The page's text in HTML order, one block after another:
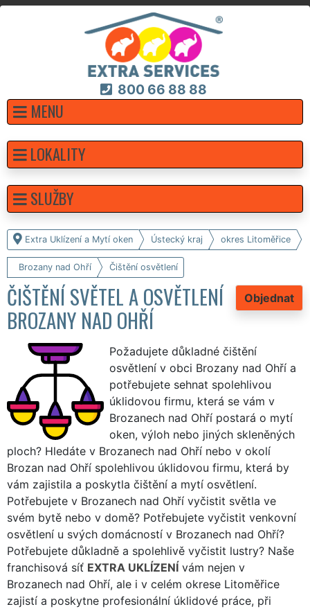
800 66 88 88
MENU
Extra Uklízení a Mytí oken Ústecký kraj okres Litoměřice
Brozany nad Ohří Čištění osvětlení
Objednat
ČIŠTĚNÍ SVĚTEL A OSVĚTLENÍ
BROZANY NAD OHŘÍ
Požadujete důkladné čištění
osvětlení v obci Brozany nad Ohří a
potřebujete sehnat spolehlivou
úklidovou firmu, která se vám v
Brozanech nad Ohří postará o mytí
oken, výloh nebo jiných skleněných
ploch? Hledáte v Brozanech nad Ohří nebo v okolí
Brozan nad Ohří spolehlivou úklidovou firmu, která by
vám zajistila a poskytla čištění a mytí osvětlení.
Potřebujete v Brozanech nad Ohří vyčistit světla ve
svém bytě nebo v domě? Potřebujete vyčistit venkovní
osvětlení u svých domácností v Brozanech nad Ohří?
Potřebujete důkladně a spolehlivě vyčistit lustry? Naše
franchisová síť EXTRA UKLÍZENÍ vám nejen v
Brozanech nad Ohří, ale i v celém okrese Litoměřice
zajistí a poskytne profesionální úklidové práce, při
LOKALITY
SLUŽBY